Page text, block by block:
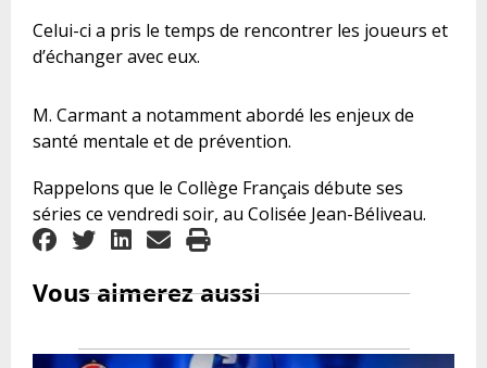
Celui-ci a pris le temps de rencontrer les joueurs et
d’échanger avec eux.
M. Carmant a notamment abordé les enjeux de
santé mentale et de prévention.
Rappelons que le Collège Français débute ses
séries ce vendredi soir, au Colisée Jean-Béliveau.
Vous aimerez aussi